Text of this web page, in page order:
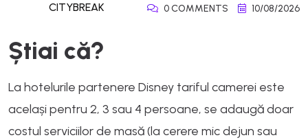
CITYBREAK 0 COMMENTS 10/08/2026
Știai că?
La hotelurile partenere Disney tariful camerei este
același pentru 2, 3 sau 4 persoane, se adaugă doar
costul serviciilor de masă (la cerere mic dejun sau